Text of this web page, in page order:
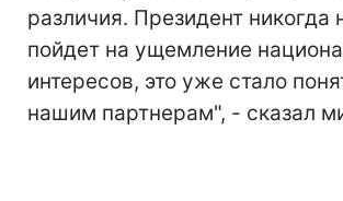
различия. Президент никогда
пойдет на ущемление
интересов, это уже стало
нашим партнерам", - сказал